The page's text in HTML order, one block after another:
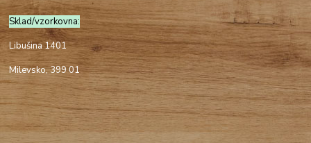
Sklad/vzorkovna:
Libušina 1401
Milevsko, 399 01